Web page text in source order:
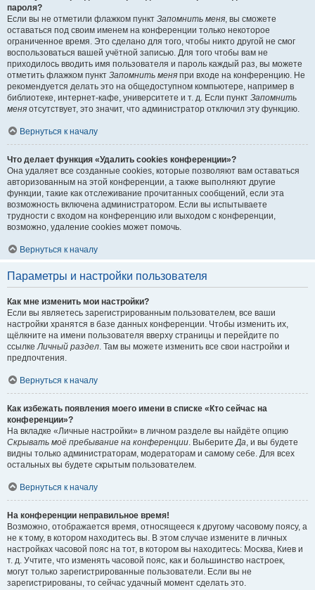
пароля?
Если вы не отметили флажком пункт Запомнить меня, вы сможете
оставаться под своим именем на конференции только некоторое
ограниченное время. Это сделано для того, чтобы никто другой не смог
воспользоваться вашей учётной записью. Для того чтобы вам не
приходилось вводить имя пользователя и пароль каждый раз, вы можете
отметить флажком пункт Запомнить меня при входе на конференцию. Не
рекомендуется делать это на общедоступном компьютере, например в
библиотеке, интернет-кафе, университете и т. д. Если пункт Запомнить
меня отсутствует, это значит, что администратор отключил эту функцию.
Вернуться к началу
Что делает функция «Удалить cookies конференции»?
Она удаляет все созданные cookies, которые позволяют вам оставаться
авторизованным на этой конференции, а также выполняют другие
функции, такие как отслеживание прочитанных сообщений, если эта
возможность включена администратором. Если вы испытываете
трудности с входом на конференцию или выходом с конференции,
возможно, удаление cookies может помочь.
Вернуться к началу
Параметры и настройки пользователя
Как мне изменить мои настройки?
Если вы являетесь зарегистрированным пользователем, все ваши
настройки хранятся в базе данных конференции. Чтобы изменить их,
щёлкните на имени пользователя вверху страницы и перейдите по
ссылкеЛичный раздел. Там вы можете изменить все свои настройки и
предпочтения.
Вернуться к началу
Как избежать появления моего имени в списке «Кто сейчас на
конференции»?
На вкладке «Личные настройки» в личном разделе вы найдёте опцию
Скрывать моё пребывание на конференции. ВыберитеДа, и вы будете
видны только администраторам, модераторам и самому себе. Для всех
остальных вы будете скрытым пользователем.
Вернуться к началу
На конференции неправильное время!
Возможно, отображается время, относящееся к другому часовому поясу, а
не к тому, в котором находитесь вы. В этом случае измените в личных
настройках часовой пояс на тот, в котором вы находитесь: Москва, Киев и
т. д. Учтите, что изменять часовой пояс, как и большинство настроек,
могут только зарегистрированные пользователи. Если вы не
зарегистрированы, то сейчас удачный момент сделать это.